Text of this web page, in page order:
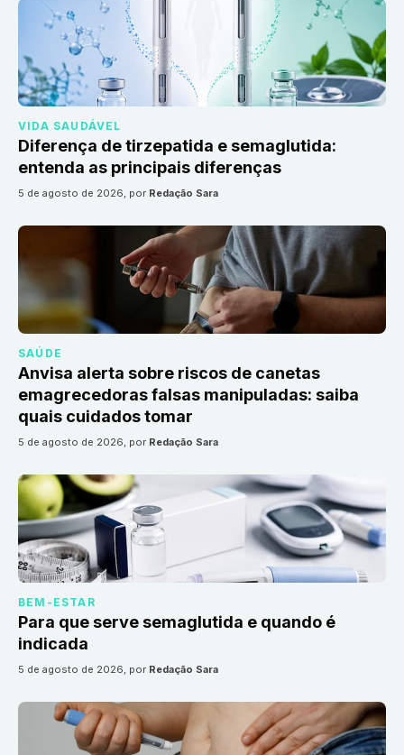
VIDA SAUDÁVEL
Diferença de tirzepatida e semaglutida:
entenda as principais diferenças
5 de agosto de 2026, por Redação Sara
SAÚDE
Anvisa alerta sobre riscos de canetas
emagrecedoras falsas manipuladas: saiba
quais cuidados tomar
5 de agosto de 2026, por Redação Sara
BEM-ESTAR
Para que serve semaglutida e quando é
indicada
5 de agosto de 2026, por Redação Sara